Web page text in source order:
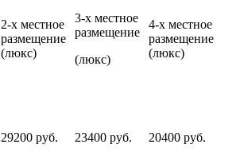
2-х местное
размещение
(люкс)
3-х местное
размещение
(люкс)
4-х местное
размещение
(люкс)
29200 руб. 23400 руб. 20400 руб.